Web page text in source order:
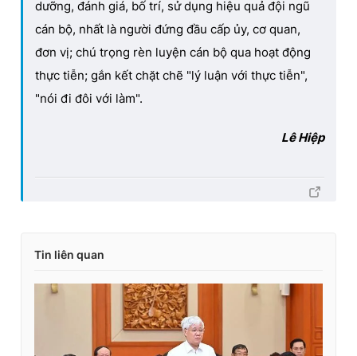
dưỡng, đánh giá, bố trí, sử dụng hiệu quả đội ngũ
cán bộ, nhất là người đứng đầu cấp ủy, cơ quan,
đơn vị; chú trọng rèn luyện cán bộ qua hoạt động
thực tiễn; gắn kết chặt chẽ "lý luận với thực tiễn",
"nói đi đôi với làm".
Lê Hiệp
Tin liên quan